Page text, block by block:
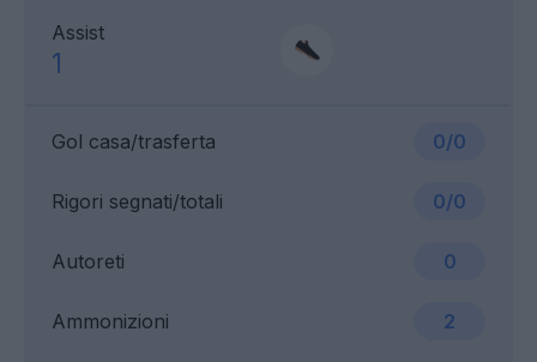
Assist
1
Gol casa/trasferta 0/0
Ammonizioni 2
Rigori segnati/totali 0/0
Autoreti 0